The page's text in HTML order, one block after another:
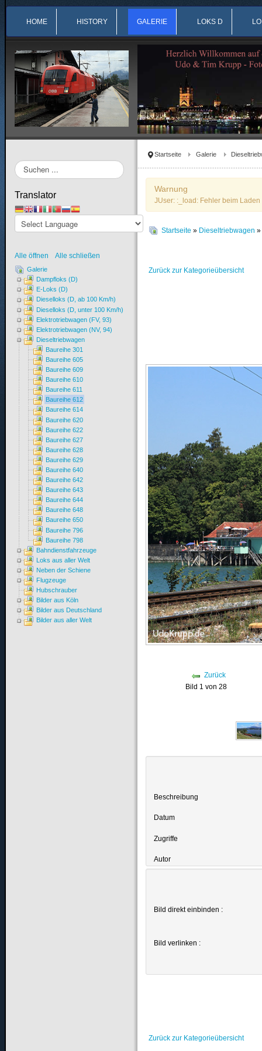
HOME HISTORY GALERIE LOKS D
Startseite Galerie
Warnung
JUser: :_load: Fehler beim
Startseite » Dieseltriebwagen
Zurück zur Kategorieübersicht
Zurück
Bild 1 von 28
Beschreibung
Datum
Zugriffe
Autor
Bild direkt einbinden :
Bild verlinken :
Zurück zur Kategorieübersicht
Suchen
...
Translator
Alle öffnen Alle schließen
Galerie
Dampfloks (D)
E-Loks (D)
Dieselloks (D, ab 100 Km/h)
Dieselloks (D, unter 100 Km/h)
Elektrotriebwagen (FV, 93)
Elektrotriebwagen (NV, 94)
Dieseltriebwagen
Baureihe 301
Baureihe 605
Baureihe 609
Baureihe 610
Baureihe 611
Baureihe 612
Baureihe 614
Baureihe 620
Baureihe 622
Baureihe 627
Baureihe 628
Baureihe 629
Baureihe 640
Baureihe 642
Baureihe 643
Baureihe 644
Baureihe 648
Baureihe 650
Baureihe 796
Baureihe 798
Bahndienstfahrzeuge
Loks aus aller Welt
Neben der Schiene
Flugzeuge
Hubschrauber
Bilder aus Köln
Bilder aus Deutschland
Bilder aus aller Welt